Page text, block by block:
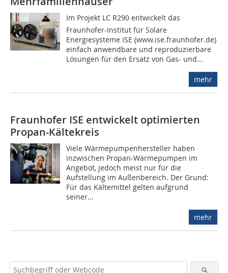
Im Projekt LC R290 entwickelt das
Fraunhofer-Institut für Solare
Energiesysteme ISE (www.ise.fraunhofer.de)
einfach anwendbare und reproduzierbare
Lösungen für den Ersatz von Gas- und...
mehr
Fraunhofer ISE entwickelt optimierten
Propan-Kältekreis
Viele Wärmepumpenhersteller haben
inzwischen Propan-Wärmepumpen im
Angebot, jedoch meist nur für die
Aufstellung im Außenbereich. Der Grund:
Für das Kältemittel gelten aufgrund
seiner...
mehr